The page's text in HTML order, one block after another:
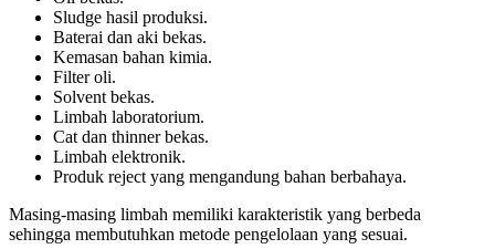
Sludge hasil produksi.
Baterai dan aki bekas.
Kemasan bahan kimia.
Filter oli.
Solvent bekas.
Limbah laboratorium.
Cat dan thinner bekas.
Limbah elektronik.
Produk reject yang mengandung bahan berbahaya.
Masing-masing limbah memiliki karakteristik yang berbeda
sehingga membutuhkan metode pengelolaan yang sesuai.